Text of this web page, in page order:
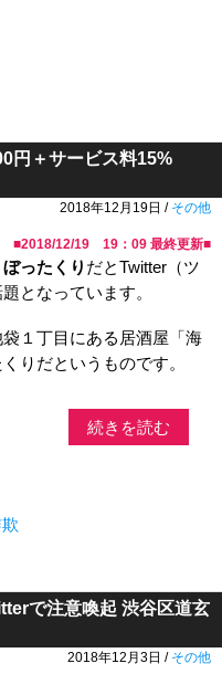
円＋サービス料15%
2018年12月19日 / その他
■2018/12/19 19：09 最終更新■
ぼったくり だとTwitter（ツ
となっています。
１丁目にある居酒屋「海
りだというものです。
続きを読む
で注意喚起 渋谷区道玄
2018年12月3日 / その他